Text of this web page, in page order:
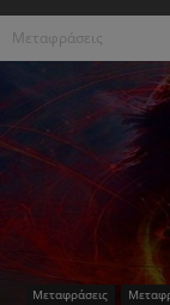
Μεταφράσεις
Μεταφράσεις